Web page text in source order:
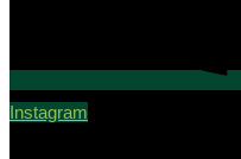
Instagram